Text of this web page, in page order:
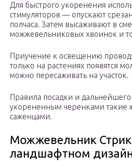
Для быстрого укоренения
стимуляторов — опускают
полчаса. Затем высаживают в
можжевельниковых хвоинок и
Приучение к освещению
только на растениях появятся
можно пересаживать на участок.
Правила посадки и дальнейшего
укорененным черенками такие
саженцами.
Можжевельник
ландшафтном